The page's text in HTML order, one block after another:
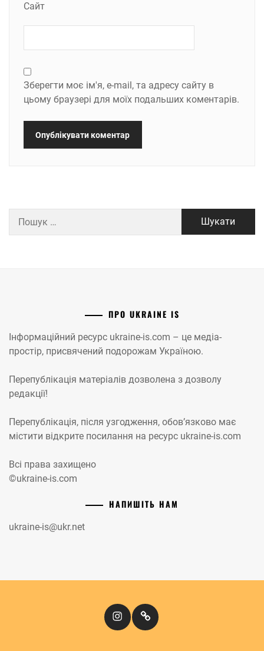
Сайт
Зберегти моє ім'я, e-mail, та адресу сайту в
цьому браузері для моїх подальших коментарів.
ПРО UKRAINE IS
Інформаційний ресурс ukraine-is.com – це медіа-
простір, присвячений подорожам Україною.
Перепублікація матеріалів дозволена з дозволу
редакції!
Перепублікація, після узгодження, обов’язково має
містити відкрите посилання на ресурс ukraine-is.com
Всі права захищено
©ukraine-is.com
НАПИШІТЬ НАМ
ukraine-is@ukr.net
InstagramКіномандри